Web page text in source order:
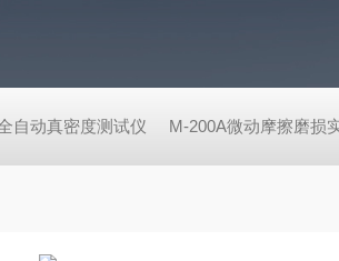
自动真密度测试仪 M-200A微动摩擦磨损